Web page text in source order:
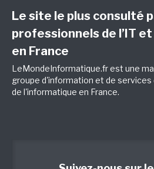
Le site le plus consulté
professionnels de l’IT
en France
LeMondeInformatique.fr est une
groupe d'information et de
de l'informatique en France.